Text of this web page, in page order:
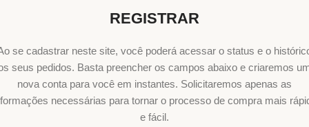
REGISTRAR
se cadastrar neste site, você poderá acessar o status e o
seus pedidos. Basta preencher os campos abaixo e criaremos
nova conta para você em instantes. Solicitaremos apenas as
necessárias para tornar o processo de compra mais
e fácil.